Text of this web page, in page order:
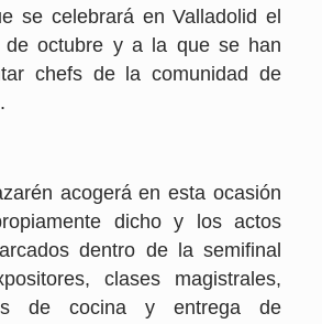
se celebrará en Valladolid el
de octubre y a la que se han
chefs de la comunidad de
acogerá en esta ocasión
dicho y los actos
dentro de la semifinal
clases magistrales,
de cocina y entrega de